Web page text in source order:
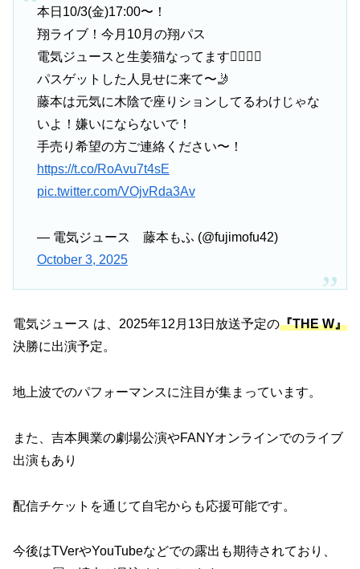
本日10/3(金)17:00〜！
翔ライブ！今月10月の翔パス
電気ジュースと生姜猫なってます🙆‍♀️🙆‍♀️
パスゲットした人見せに来て〜🤳
藤本は元気に木陰で座りションしてるわけじゃな
いよ！嫌いにならないで！
手売り希望の方ご連絡ください〜！
https://t.co/RoAvu7t4sE
pic.twitter.com/VOjvRda3Av
— 電気ジュース 藤本もふ (@fujimofu42)
October 3, 2025
電気ジュース は、2025年12月13日放送予定の『THE W』
決勝に出演予定。
地上波でのパフォーマンスに注目が集まっています。
また、吉本興業の劇場公演やFANYオンラインでのライブ
出演もあり
配信チケットを通じて自宅からも応援可能です。
今後はTVerやYouTubeなどでの露出も期待されており、